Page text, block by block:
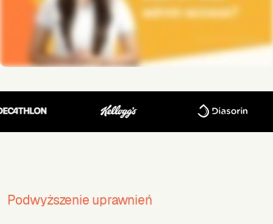
Podwyższenie uprawnień